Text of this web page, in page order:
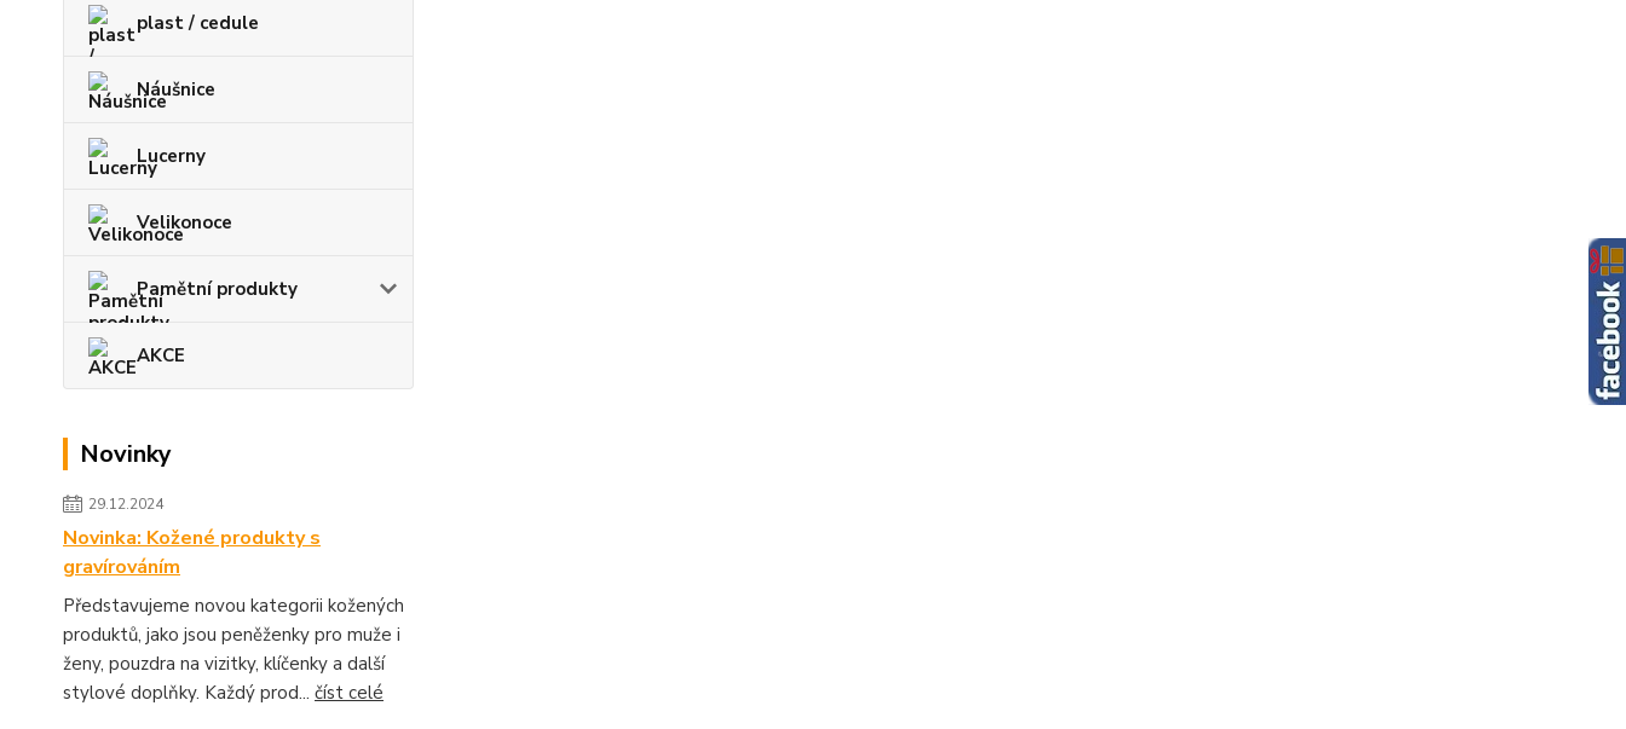
plast / cedule
Náušnice
Lucerny
Velikonoce
Pamětní produkty
AKCE
Novinky
29.12.2024
Novinka: Kožené produkty s
gravírováním
Představujeme novou kategorii kožených
produktů, jako jsou peněženky pro muže i
ženy, pouzdra na vizitky, klíčenky a další
stylové doplňky. Každý prod... číst celé